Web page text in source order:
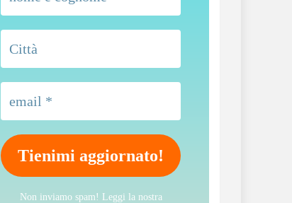
Non inviamo spam! Leggi la nostra